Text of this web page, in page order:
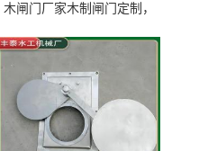
木闸门厂家木制闸门定制，
型号齐全